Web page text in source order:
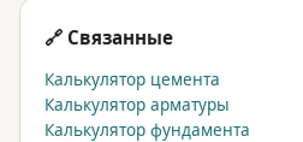
🔗 Связанные
Калькулятор цемента
Калькулятор арматуры
Калькулятор фундамента